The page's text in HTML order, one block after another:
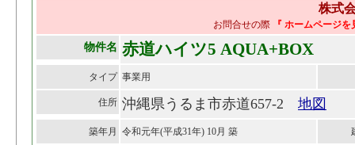
株式
お問合せの際 『 ホームページを
物件名 赤道ハイツ5 AQUA+BOX
タイプ 事業用
住所 沖縄県うるま市赤道657-2 地図
築年月 令和元年(平成31年) 10月 築